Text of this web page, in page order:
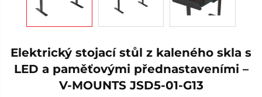
Elektrický stojací stůl z kaleného skla s
LED a paměťovými přednastaveními –
V-MOUNTS JSD5-01-G13